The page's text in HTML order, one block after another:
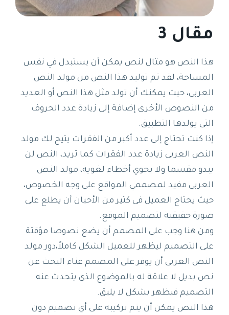
مقال 3
هذا النص هو مثال لنص يمكن أن يستبدل في نفس
المساحة، لقد تم توليد هذا النص من مولد النص
العربى، حيث يمكنك أن تولد مثل هذا النص أو العديد
من النصوص الأخرى إضافة إلى زيادة عدد الحروف
التى يولدها التطبيق.
إذا كنت تحتاج إلى عدد أكبر من الفقرات يتيح لك مولد
النص العربى زيادة عدد الفقرات كما تريد، النص لن
يبدو مقسما ولا يحوي أخطاء لغوية، مولد النص
العربى مفيد لمصممي المواقع على وجه الخصوص،
حيث يحتاج العميل فى كثير من الأحيان أن يطلع على
صورة حقيقية لتصميم الموقع.
ومن هنا وجب على المصمم أن يضع نصوصا مؤقتة
على التصميم ليظهر للعميل الشكل كاملاً،دور مولد
النص العربى أن يوفر على المصمم عناء البحث عن
نص بديل لا علاقة له بالموضوع الذى يتحدث عنه
التصميم فيظهر بشكل لا يليق.
هذا النص يمكن أن يتم تركيبه على أي تصميم دون